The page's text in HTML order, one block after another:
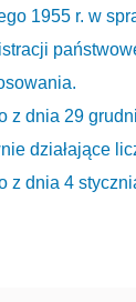
1955 r. w
z dnia 29
działające
z dnia 4